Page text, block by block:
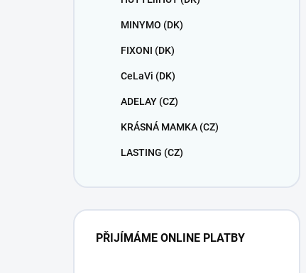
MINYMO (DK)
FIXONI (DK)
CeLaVi (DK)
ADELAY (CZ)
KRÁSNÁ MAMKA (CZ)
LASTING (CZ)
PŘIJÍMÁME ONLINE PLATBY